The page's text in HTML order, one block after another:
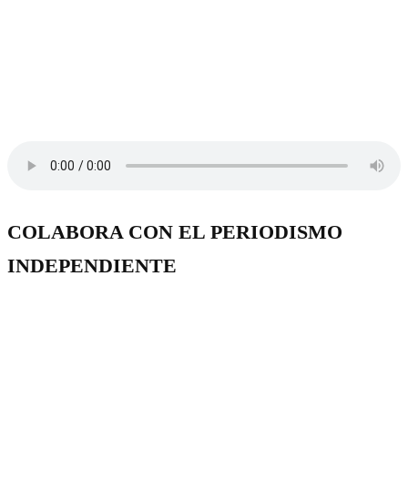
COLABORA CON EL PERIODISMO
INDEPENDIENTE